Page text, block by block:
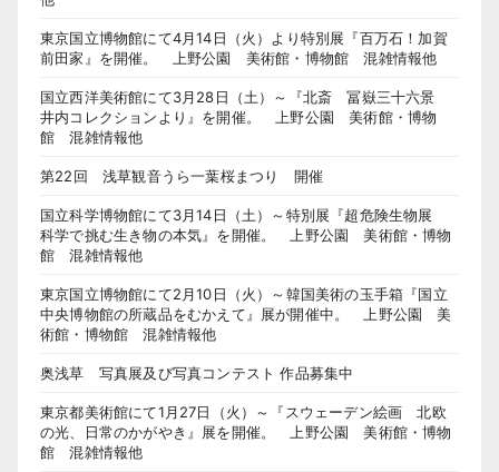
東京国立博物館にて4月14日（火）より特別展『百万石！加賀
前田家』を開催。 上野公園 美術館・博物館 混雑情報他
国立西洋美術館にて3月28日（土）～『北斎 冨嶽三十六景
井内コレクションより』を開催。 上野公園 美術館・博物
館 混雑情報他
第22回 浅草観音うら一葉桜まつり 開催
国立科学博物館にて3月14日（土）～特別展『超危険生物展
科学で挑む生き物の本気』を開催。 上野公園 美術館・博物
館 混雑情報他
東京国立博物館にて2月10日（火）～韓国美術の玉手箱『国立
中央博物館の所蔵品をむかえて』展が開催中。 上野公園 美
術館・博物館 混雑情報他
奥浅草 写真展及び写真コンテスト 作品募集中
東京都美術館にて1月27日（火）～『スウェーデン絵画 北欧
の光、日常のかがやき』展を開催。 上野公園 美術館・博物
館 混雑情報他